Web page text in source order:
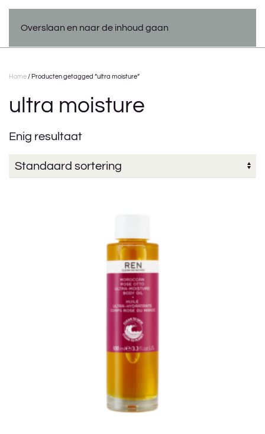
Overslaan en naar de inhoud gaan
Home / Producten getagged “ultra moisture”
ultra moisture
Enig resultaat